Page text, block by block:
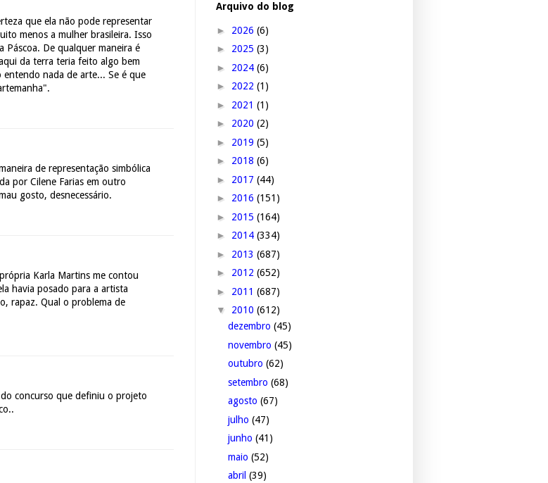
que ela não pode representar
menos a mulher brasileira. Isso
Páscoa. De qualquer maneira é
da terra teria feito algo bem
nada de arte... Se é que
de representação simbólica
por Cilene Farias em outro
gosto, desnecessário.
Karla Martins me contou
havia posado para a artista
rapaz. Qual o problema de
concurso que definiu o projeto
Arquivo do blog
► 2026 (6)
► 2025 (3)
► 2024 (6)
► 2022 (1)
► 2021 (1)
► 2020 (2)
► 2019 (5)
► 2018 (6)
► 2017 (44)
► 2016 (151)
► 2015 (164)
► 2014 (334)
► 2013 (687)
► 2012 (652)
► 2011 (687)
▼ 2010 (612)
dezembro (45)
novembro (45)
outubro (62)
setembro (68)
agosto (67)
julho (47)
junho (41)
maio (52)
abril (39)